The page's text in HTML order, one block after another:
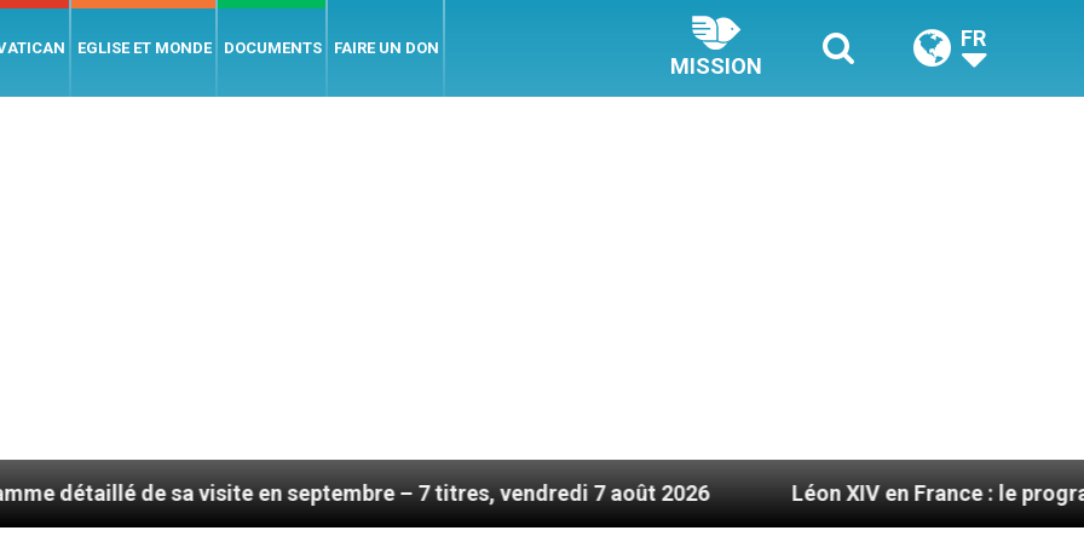
EGLISE ET MONDE DOCUMENTS FAIRE UN DON
MISSION
FR
en septembre – 7 titres, vendredi 7 août 2026 Léon XIV en France : le programme détaillé de